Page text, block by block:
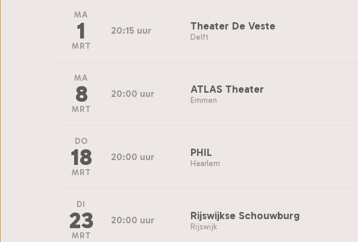
MA
1
MRT
20:15 uur Theater De Veste
Delft
MA
8
MRT
20:00 uur ATLAS Theater
Emmen
DO
18
MRT
20:00 uur PHIL
Haarlem
DI
23
MRT
20:00 uur Rijswijkse Schouwburg
Rijswijk